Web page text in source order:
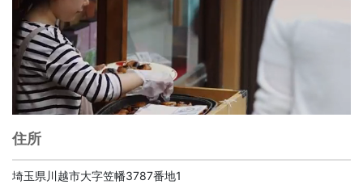
住所
埼玉県川越市大字笠幡3787番地1